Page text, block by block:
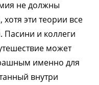
не должны
эти теории все
Пасини и коллеги
может
именно для
внутри